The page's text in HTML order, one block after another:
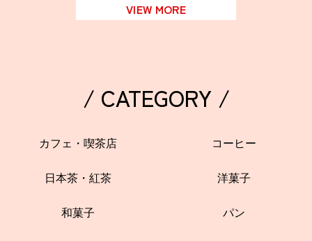
VIEW MORE
/ CATEGORY /
カフェ・喫茶店 コーヒー
日本茶・紅茶 洋菓子
和菓子 パン